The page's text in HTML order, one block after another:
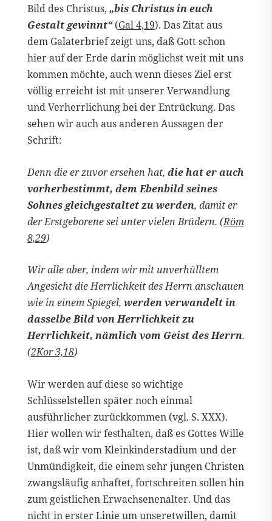
Bild des Christus, „bis Christus in euch
Gestalt gewinnt“(Gal 4,19). Das Zitat aus
dem Galaterbrief zeigt uns, daß Gott schon
hier auf der Erde darin möglichst weit mit uns
kommen möchte, auch wenn dieses Ziel erst
völlig erreicht ist mit unserer Verwandlung
und Verherrlichung bei der Entrückung. Das
sehen wir auch aus anderen Aussagen der
Schrift:
Denn die er zuvor ersehen hat, die hat er auch
vorherbestimmt, dem Ebenbild seines
Sohnes gleichgestaltet zu werden, damit er
der Erstgeborene sei unter vielen Brüdern. (Röm
8,29)
Wir alle aber, indem wir mit unverhülltem
Angesicht die Herrlichkeit des Herrn anschauen
wie in einem Spiegel, werden verwandelt in
dasselbe Bild von Herrlichkeit zu
Herrlichkeit, nämlich vom Geist des Herrn.
(2Kor 3,18)
Wir werden auf diese so wichtige
Schlüsselstellen später noch einmal
ausführlicher zurückkommen (vgl. S. XXX).
Hier wollen wir festhalten, daß es Gottes Wille
ist, daß wir vom Kleinkinderstadium und der
Unmündigkeit, die einem sehr jungen Christen
zwangsläufig anhaftet, fortschreiten sollen hin
zum geistlichen Erwachsenenalter. Und das
nicht in erster Linie um unseretwillen, damit